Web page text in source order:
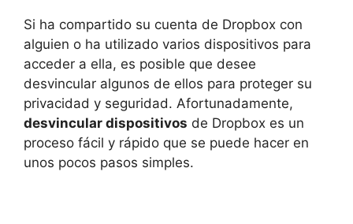
Si ha compartido su cuenta de Dropbox con
alguien o ha utilizado varios dispositivos para
acceder a ella, es posible que desee
desvincular algunos de ellos para proteger su
privacidad y seguridad. Afortunadamente,
desvincular dispositivos de Dropbox es un
proceso fácil y rápido que se puede hacer en
unos pocos pasos simples.